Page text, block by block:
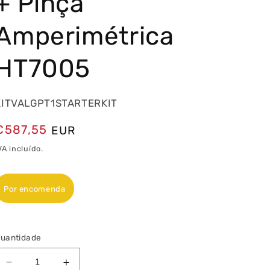
EUR
incluído.
Por encomenda